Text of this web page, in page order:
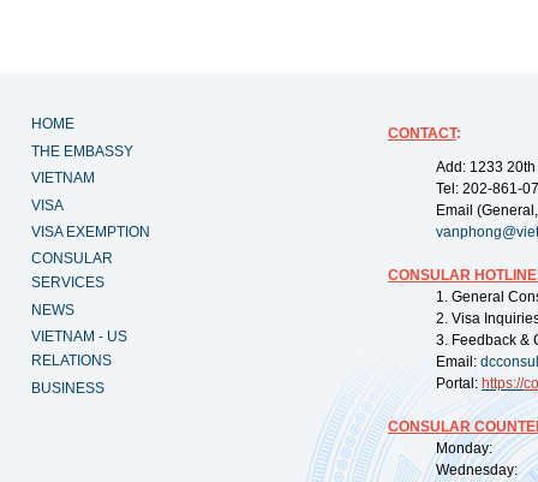
HOME
THE EMBASSY
VIETNAM
VISA
VISA EXEMPTION
CONSULAR
SERVICES
NEWS
VIETNAM - US
RELATIONS
BUSINESS
CONTACT:
Add: 1233
Tel: 202-861-
Email
CONSULAR
1. General
2. Visa
3. Feedback &
Email:
Portal: https://
CONSULAR
Monday:
Wednesday: